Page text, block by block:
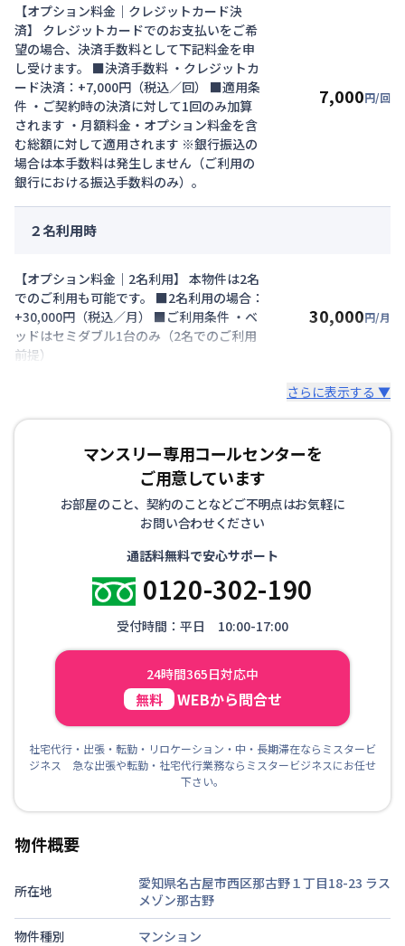
【オプション料金｜クレジットカード決
済】 クレジットカードでのお支払いをご希
望の場合、決済手数料として下記料金を申
し受けます。 ■決済手数料 ・クレジットカ
ード決済：+7,000円（税込／回） ■適用条
件 ・ご契約時の決済に対して1回のみ加算
されます ・月額料金・オプション料金を含
む総額に対して適用されます ※銀行振込の
場合は本手数料は発生しません（ご利用の
銀行における振込手数料のみ）。
7,000円/回
２名利用時
【オプション料金｜2名利用】 本物件は2名
でのご利用も可能です。 ■2名利用の場合：
+30,000円（税込／月） ■ご利用条件 ・ベ
ッドはセミダブル1台のみ（2名でのご利用
前提）
30,000円/月
さらに表示する ▼
マンスリー専用コールセンターを
ご用意しています
お部屋のこと、契約のことなどご不明点はお気軽に
お問い合わせください
通話料無料で安心サポート
0120-302-190
受付時間：平日 10:00-17:00
24時間365日対応中
無料 WEBから問合せ
社宅代行・出張・転勤・リロケーション・中・長期滞在ならミスタービ
ジネス 急な出張や転勤・社宅代行業務ならミスタービジネスにお任せ
下さい。
物件概要
所在地 愛知県名古屋市西区那古野１丁目18-23 ラス
メゾン那古野
物件種別
マンション